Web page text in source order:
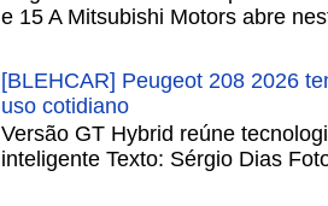
e 15 A Mitsubishi Motors abre
[BLEHCAR] Peugeot 208 2026
uso cotidiano
Versão GT Hybrid reúne
inteligente Texto: Sérgio Dias